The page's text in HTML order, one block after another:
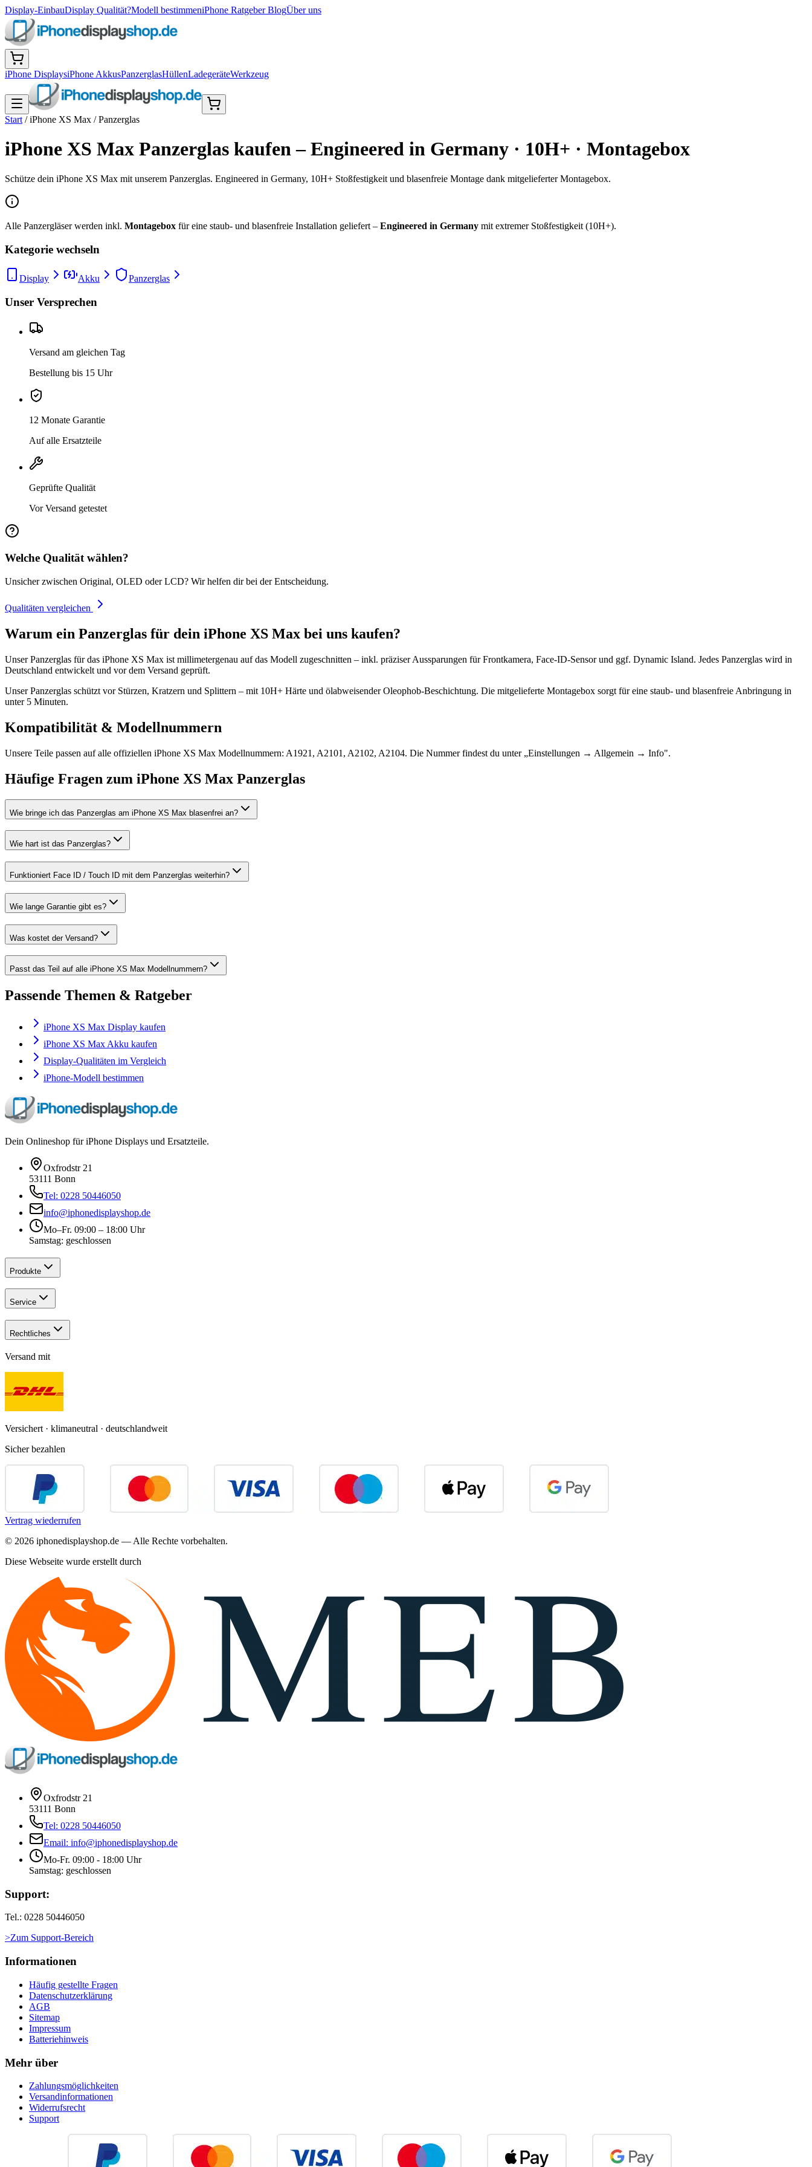
Display-EinbauDisplay Qualität?Modell bestimmeniPhone Ratgeber BlogÜber uns
iPhone DisplaysiPhone AkkusPanzerglasHüllenLadegeräteWerkzeug
Start /iPhone XS Max /Panzerglas
iPhone XS Max Panzerglas kaufen – Engineered in Germany · 10H+ · Montagebox
Schütze dein iPhone XS Max mit unserem Panzerglas. Engineered in Germany, 10H+ Stoßfestigkeit und blasenfreie Montage dank mitgelieferter Montagebox.
Alle Panzergläser werden inkl. Montagebox für eine staub- und blasenfreie Installation geliefert – Engineered in Germany mit extremer Stoßfestigkeit (10H+).
Kategorie wechseln
Display Akku Panzerglas
Unser Versprechen
Versand am gleichen Tag
Bestellung bis 15 Uhr
12 Monate Garantie
Auf alle Ersatzteile
Geprüfte Qualität
Vor Versand getestet
Welche Qualität wählen?
Unsicher zwischen Original, OLED oder LCD? Wir helfen dir bei der Entscheidung.
Qualitäten vergleichen
Warum ein Panzerglas für dein iPhone XS Max bei uns kaufen?
Unser Panzerglas für das iPhone XS Max ist millimetergenau auf das Modell zugeschnitten – inkl. präziser Aussparungen für Frontkamera, Face-ID-Sensor und ggf. Dynamic Island. Jedes Panzerglas wird in
Deutschland entwickelt und vor dem Versand geprüft.
Unser Panzerglas schützt vor Stürzen, Kratzern und Splittern – mit 10H+ Härte und ölabweisender Oleophob-Beschichtung. Die mitgelieferte Montagebox sorgt für eine staub- und blasenfreie Anbringung in
unter 5 Minuten.
Kompatibilität & Modellnummern
Unsere Teile passen auf alle offiziellen iPhone XS Max Modellnummern: A1921, A2101, A2102, A2104. Die Nummer findest du unter „Einstellungen → Allgemein → Info".
Häufige Fragen zum iPhone XS Max Panzerglas
Wie bringe ich das Panzerglas am iPhone XS Max blasenfrei an?
Wie hart ist das Panzerglas?
Funktioniert Face ID / Touch ID mit dem Panzerglas weiterhin?
Wie lange Garantie gibt es?
Was kostet der Versand?
Passt das Teil auf alle iPhone XS Max Modellnummern?
Passende Themen & Ratgeber
iPhone XS Max Display kaufen
iPhone XS Max Akku kaufen
Display-Qualitäten im Vergleich
iPhone-Modell bestimmen
Dein Onlineshop für iPhone Displays und Ersatzteile.
Oxfrodstr 21
53111 Bonn
Tel: 0228 50446050
info@iphonedisplayshop.de
Mo–Fr. 09:00 – 18:00 Uhr
Samstag: geschlossen
Produkte
Service
Rechtliches
Versand mit
Versichert · klimaneutral · deutschlandweit
Sicher bezahlen
Vertrag wiederrufen
© 2026 iphonedisplayshop.de — Alle Rechte vorbehalten.
Diese Webseite wurde erstellt durch
Oxfrodstr 21
53111 Bonn
Tel: 0228 50446050
Email: info@iphonedisplayshop.de
Mo-Fr. 09:00 - 18:00 Uhr
Samstag: geschlossen
Support:
Tel.: 0228 50446050
>Zum Support-Bereich
Informationen
Häufig gestellte Fragen
Datenschutzerklärung
AGB
Sitemap
Impressum
Batteriehinweis
Mehr über
Zahlungsmöglichkeiten
Versandinformationen
Widerrufsrecht
Support